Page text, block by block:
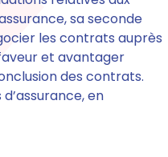
sa seconde
les contrats auprès
et avantager
des contrats.
en